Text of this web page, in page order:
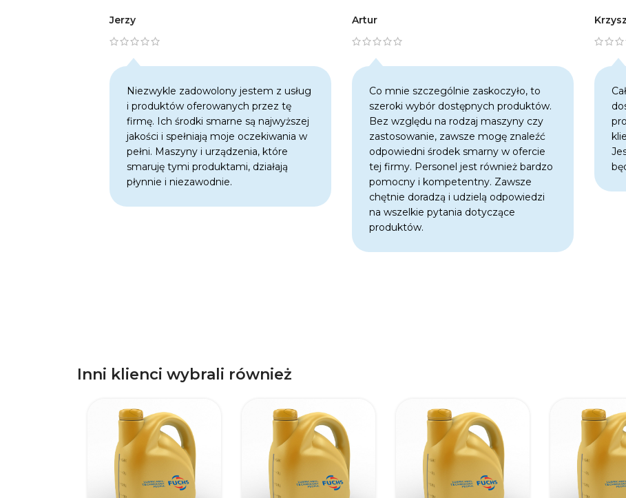
Jerzy
Niezwykle zadowolony jestem z usług
i produktów oferowanych przez tę
firmę. Ich środki smarne są najwyższej
jakości i spełniają moje oczekiwania w
pełni. Maszyny i urządzenia, które
smaruję tymi produktami, działają
płynnie i niezawodnie.
Artur
Co mnie szczególnie zaskoczyło, to
szeroki wybór dostępnych produktów.
Bez względu na rodzaj maszyny czy
zastosowanie, zawsze mogę znaleźć
odpowiedni środek smarny w ofercie
tej firmy. Personel jest również bardzo
pomocny i kompetentny. Zawsze
chętnie doradzą i udzielą odpowiedzi
na wszelkie pytania dotyczące
produktów.
Inni klienci wybrali również